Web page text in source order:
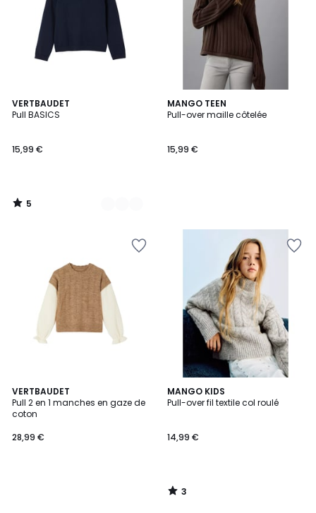
VERTBAUDET
Pull BASICS
15,99 €
5
/
5
Couleurs
5
/
MANGO TEEN
Pull-over maille côtelée
15,99 €
VERTBAUDET
Pull 2 en 1 manches en gaze de
coton
28,99 €
MANGO KIDS
Pull-over fil textile col roulé
14,99 €
3
/
3
/